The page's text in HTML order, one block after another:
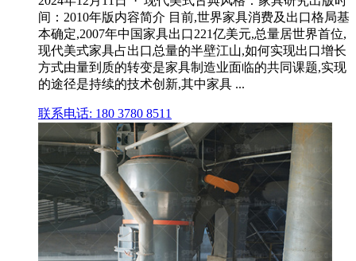
间：2010年版内容简介 目前,世界家具消费及出口格局基
本确定,2007年中国家具出口221亿美元,总量居世界首位,
现代美式家具占出口总量的半壁江山,如何实现出口增长
方式由量到质的转变是家具制造业面临的共同课题,实现
的途径是持续的技术创新,其中家具 ...
联系电话: 180 3780 8511